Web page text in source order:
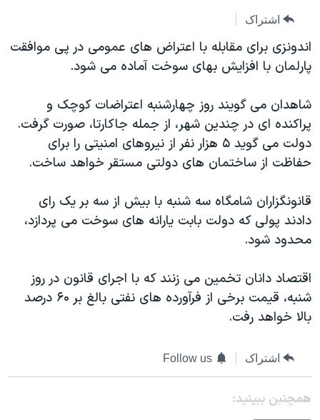
جهش
به
جستجوویژه برنامه‌ها
فرهنگ و زندگی
حقوق شهروندی
اقتصادی
اسرائیل در جنگ
گالری عکس
۲۵۰سالگی آمریکا
مستندها
انتخابات ریاست جمهوری آمریکا ۲۰۲۴
حمله جمهوری اسلامی به اسرائیل
ورزش زنان در ایران
اعتراضات زن، زندگی، آزادی
تریبونال مردمی آبان ۹۸
دادگاه حمید نوری
اعتراضات مردمی آبان ۹۸
فرکانس‌های صدای آمریکا
یادگیری زبان انگلیسی
دنبال کنید
زبانهای مختلف
اشتراک
اندونزی برای مقابله با اعتراض های عمومی در پی موافقت
پارلمان با افزایش بهای سوخت آماده می شود.
شاهدان می گويند روز چهارشنبه اعتراضات کوچک و
پراکنده ای در چندین شهر، از جمله جاکارتا، صورت گرفت.
دولت می گويد ۵ هزار نفر از نیروهای امنیتی را برای
حفاظت از ساختمان های دولتی مستقر خواهد ساخت.
قانونگزاران شامگاه سه شنبه با بیش از سه بر یک رای
دادند پولی که دولت بابت یارانه های سوخت می پردازد،
محدود شود.
اقتصاد دانان تخمین می زنند که با اجرای قانون در روز
شنبه، قیمت برخی از فرآورده های نفتی بالغ بر ۶۰ درصد
بالا خواهد رفت.
اشتراک Follow us
همچنبن ببینید: